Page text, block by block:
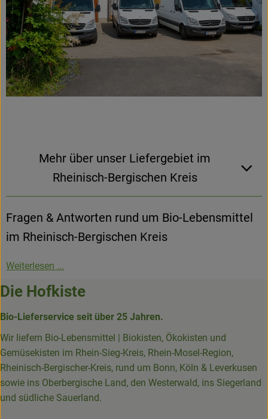
Mehr über unser Liefergebiet im
Rheinisch-Bergischen Kreis
Fragen & Antworten rund um Bio-Lebensmittel
im Rheinisch-Bergischen Kreis
Weiterlesen ...
Die Hofkiste
Bio-Lieferservice seit über 25 Jahren.
Wir liefern Bio-Lebensmittel | Biokisten, Ökokisten und
Gemüsekisten im Rhein-Sieg-Kreis, Rhein-Mosel-Region,
Rheinisch-Bergischer-Kreis, rund um Bonn, Köln & Leverkusen
sowie ins Oberbergische Land, den Westerwald, ins Siegerland
und südliche Sauerland.